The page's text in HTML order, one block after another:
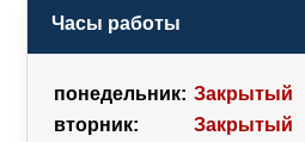
Часы работы
понедельник: Закрытый
вторник:
Закрытый